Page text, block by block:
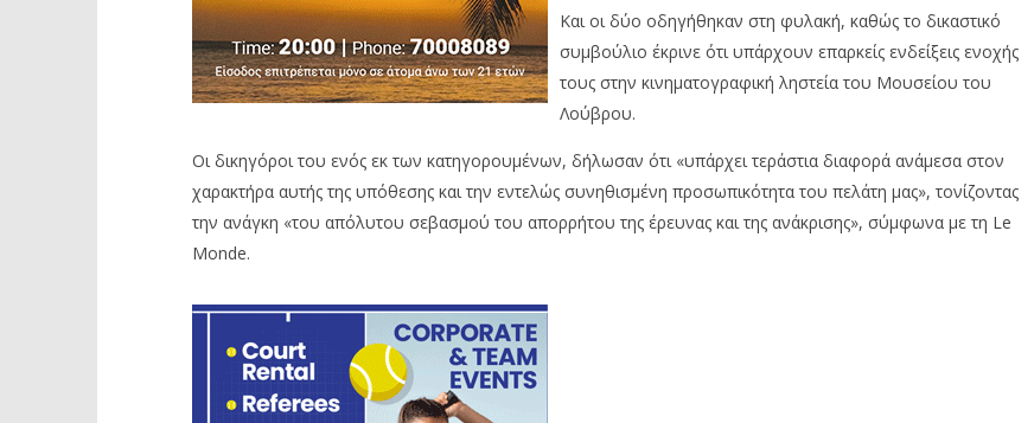
Και οι δύο οδηγήθηκαν στη φυλακή, καθώς το δικαστικό
συμβούλιο έκρινε ότι υπάρχουν επαρκείς ενδείξεις ενοχής
τους στην κινηματογραφική ληστεία του Μουσείου του
Λούβρου.
Οι δικηγόροι του ενός εκ των κατηγορουμένων, δήλωσαν ότι «υπάρχει τεράστια διαφορά ανάμεσα στον
χαρακτήρα αυτής της υπόθεσης και την εντελώς συνηθισμένη προσωπικότητα του πελάτη μας», τονίζοντας
την ανάγκη «του απόλυτου σεβασμού του απορρήτου της έρευνας και της ανάκρισης», σύμφωνα με τη Le
Monde.